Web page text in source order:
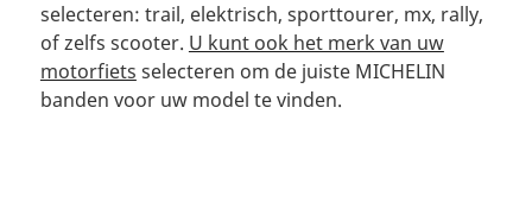
selecteren: trail, elektrisch, sporttourer, mx, rally,
of zelfs scooter. U kunt ook het merk van uw
motorfiets selecteren om de juiste MICHELIN
banden voor uw model te vinden.